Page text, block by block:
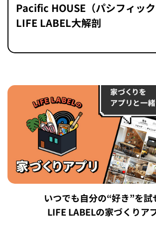
Pacific HOUSE（パシフィック
LIFE LABEL大解剖
いつでも自分の“好き”を試
LIFE LABELの家づくりア